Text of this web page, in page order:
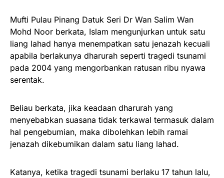
Mufti Pulau Pinang Datuk Seri Dr Wan Salim Wan
Mohd Noor berkata, Islam mengunjurkan untuk satu
liang lahad hanya menempatkan satu jenazah kecuali
apabila berlakunya dharurah seperti tragedi tsunami
pada 2004 yang mengorbankan ratusan ribu nyawa
serentak.
Beliau berkata, jika keadaan dharurah yang
menyebabkan suasana tidak terkawal termasuk dalam
hal pengebumian, maka dibolehkan lebih ramai
jenazah dikebumikan dalam satu liang lahad.
Katanya, ketika tragedi tsunami berlaku 17 tahun lalu,